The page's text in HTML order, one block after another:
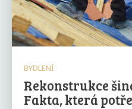
BYDLENÍ
Rekonstrukce
Fakta, která